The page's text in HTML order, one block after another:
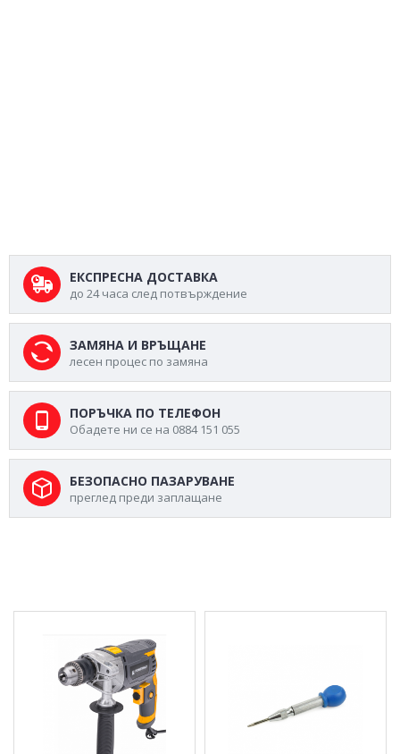
ЕКСПРЕСНА ДОСТАВКА
до 24 часа след потвърждение
ЗАМЯНА И ВРЪЩАНЕ
лесен процес по замяна
ПОРЪЧКА ПО ТЕЛЕФОН
Обадете ни се на 0884 151 055
БЕЗОПАСНО ПАЗАРУВАНЕ
преглед преди заплащане